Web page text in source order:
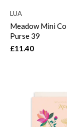
LUA
Meadow Mini
Purse 39
£11.40